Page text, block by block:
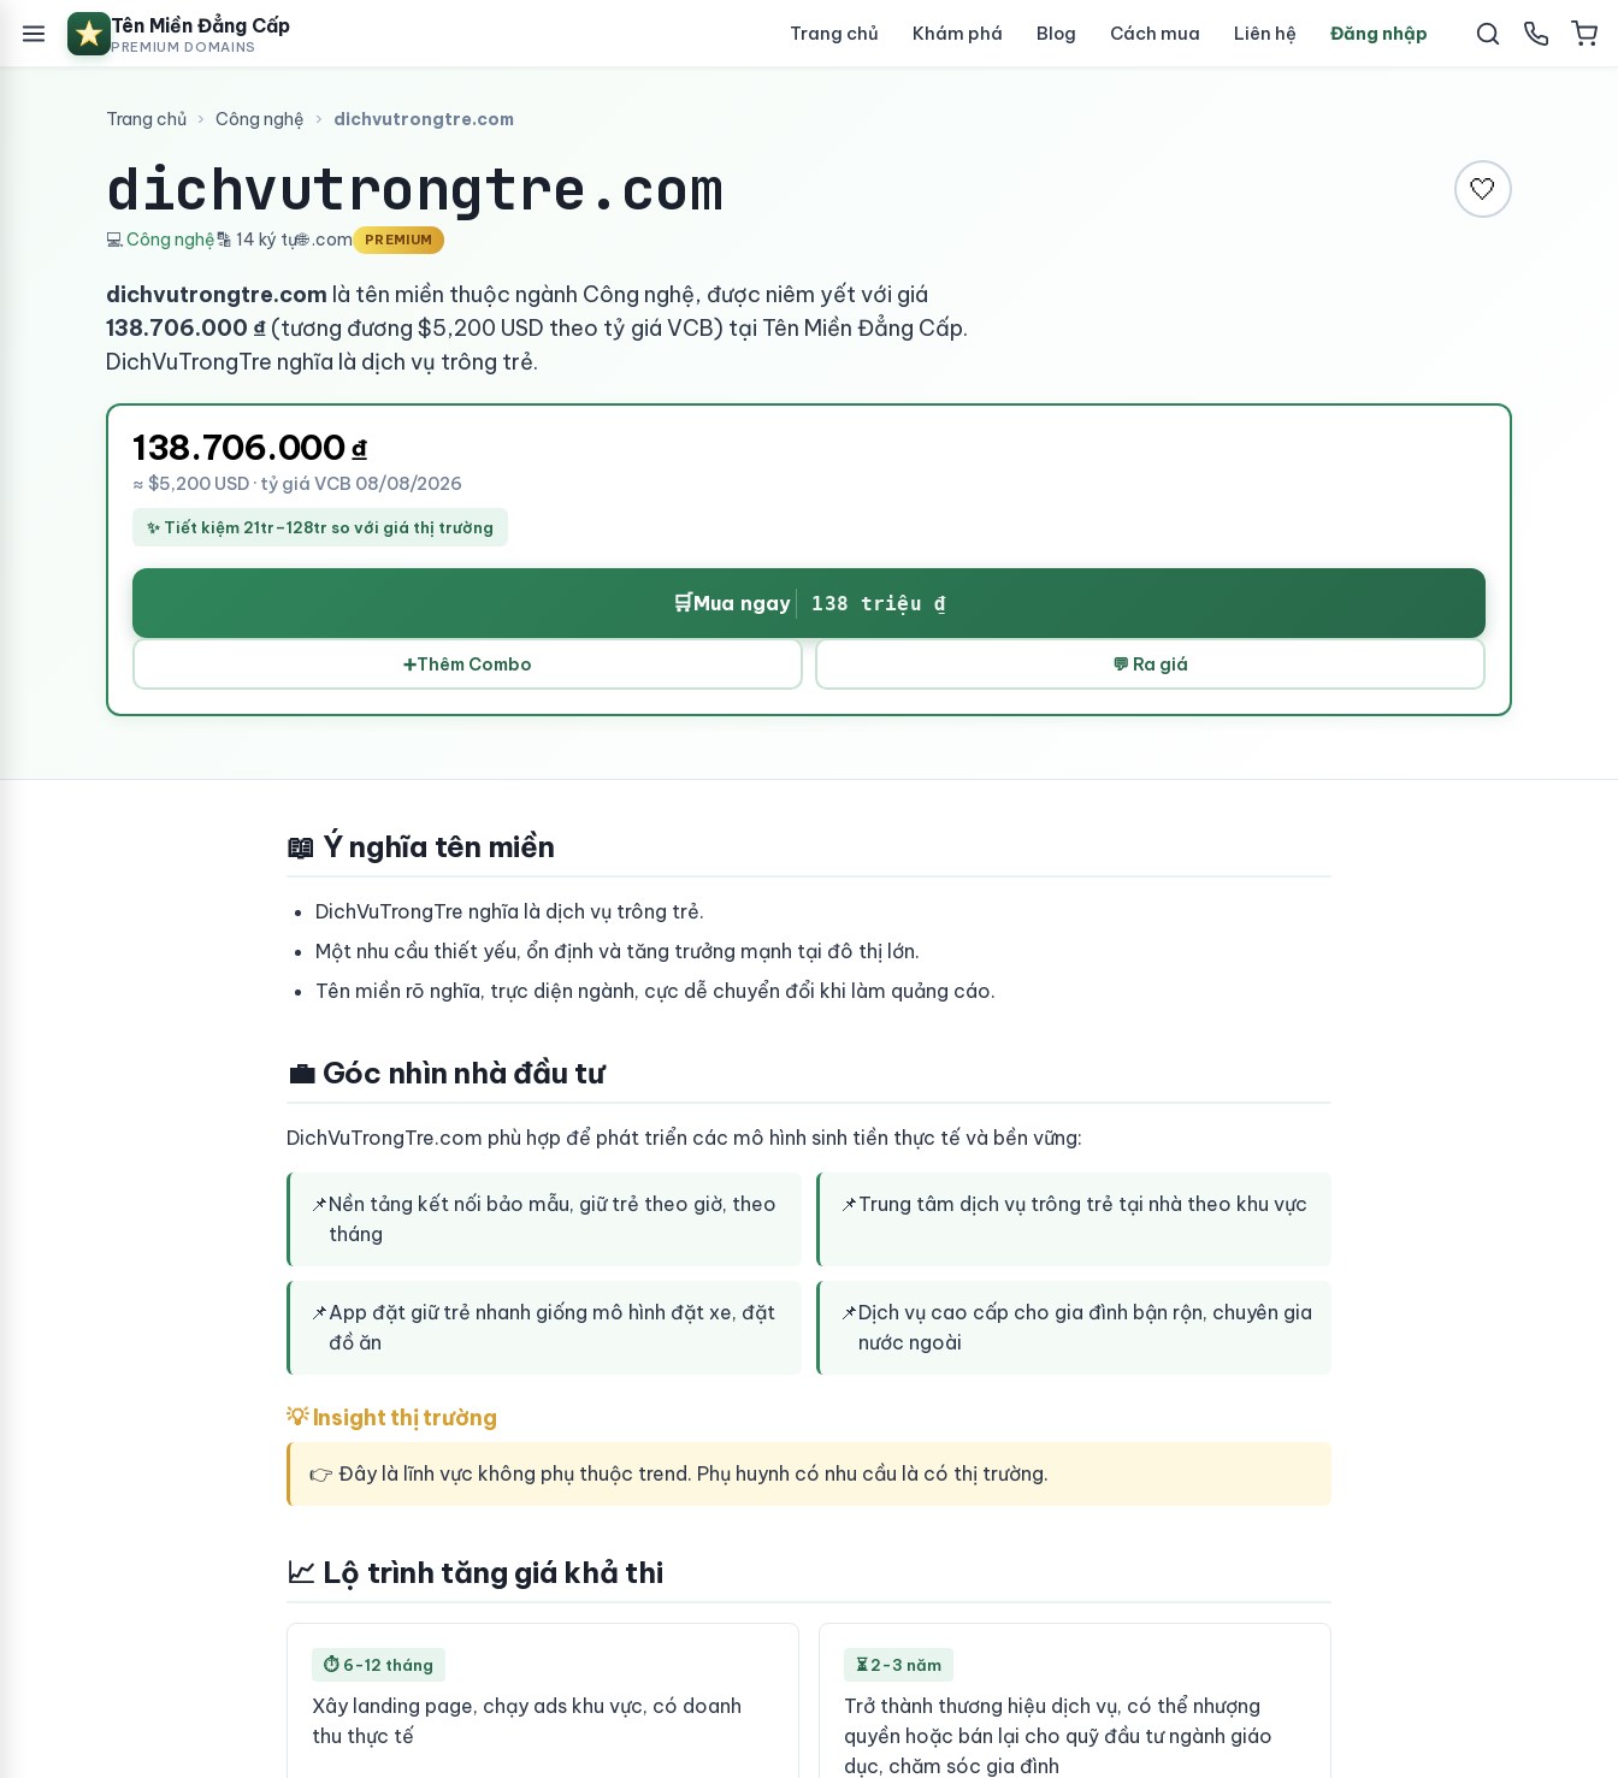
Tên Miền Đẳng Cấp
PREMIUM DOMAINS
Trang chủ Khám phá Blog Cách mua Liên hệ Đăng nhập
Trang chủ › Công nghệ › dichvutrongtre.com
dichvutrongtre.com 🤍
💻Công nghệ🔡 14 ký tự🌐 .com PREMIUM
dichvutrongtre.com là tên miền thuộc ngành Công nghệ, được niêm yết với giá
138.706.000 ₫ (tương đương $5,200 USD theo tỷ giá VCB) tại Tên Miền Đẳng Cấp.
DichVuTrongTre nghĩa là dịch vụ trông trẻ.
138.706.000₫
≈ $5,200 USD · tỷ giá VCB 08/08/2026
✨ Tiết kiệm 21tr–128tr so với giá thị trường
🛒Mua ngay 138 triệu ₫
➕Thêm Combo 💬 Ra giá
📖 Ý nghĩa tên miền
DichVuTrongTre nghĩa là dịch vụ trông trẻ.
Một nhu cầu thiết yếu, ổn định và tăng trưởng mạnh tại đô thị lớn.
Tên miền rõ nghĩa, trực diện ngành, cực dễ chuyển đổi khi làm quảng cáo.
💼 Góc nhìn nhà đầu tư
DichVuTrongTre.com phù hợp để phát triển các mô hình sinh tiền thực tế và bền vững:
📌Nền tảng kết nối bảo mẫu, giữ trẻ theo giờ, theo
tháng
📌Trung tâm dịch vụ trông trẻ tại nhà theo khu vực
📌App đặt giữ trẻ nhanh giống mô hình đặt xe, đặt
đồ ăn
📌Dịch vụ cao cấp cho gia đình bận rộn, chuyên gia
nước ngoài
💡 Insight thị trường
👉 Đây là lĩnh vực không phụ thuộc trend. Phụ huynh có nhu cầu là có thị trường.
📈 Lộ trình tăng giá khả thi
⏱ 6-12 tháng
Xây landing page, chạy ads khu vực, có doanh
thu thực tế
⏳ 2-3 năm
Trở thành thương hiệu dịch vụ, có thể nhượng
quyền hoặc bán lại cho quỹ đầu tư ngành giáo
dục, chăm sóc gia đình